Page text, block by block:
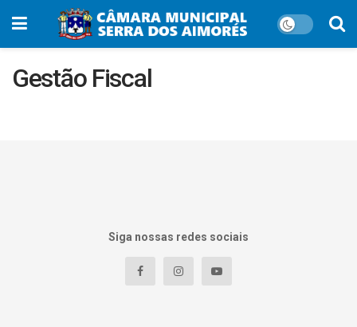
Gestão Fiscal
Siga nossas redes sociais